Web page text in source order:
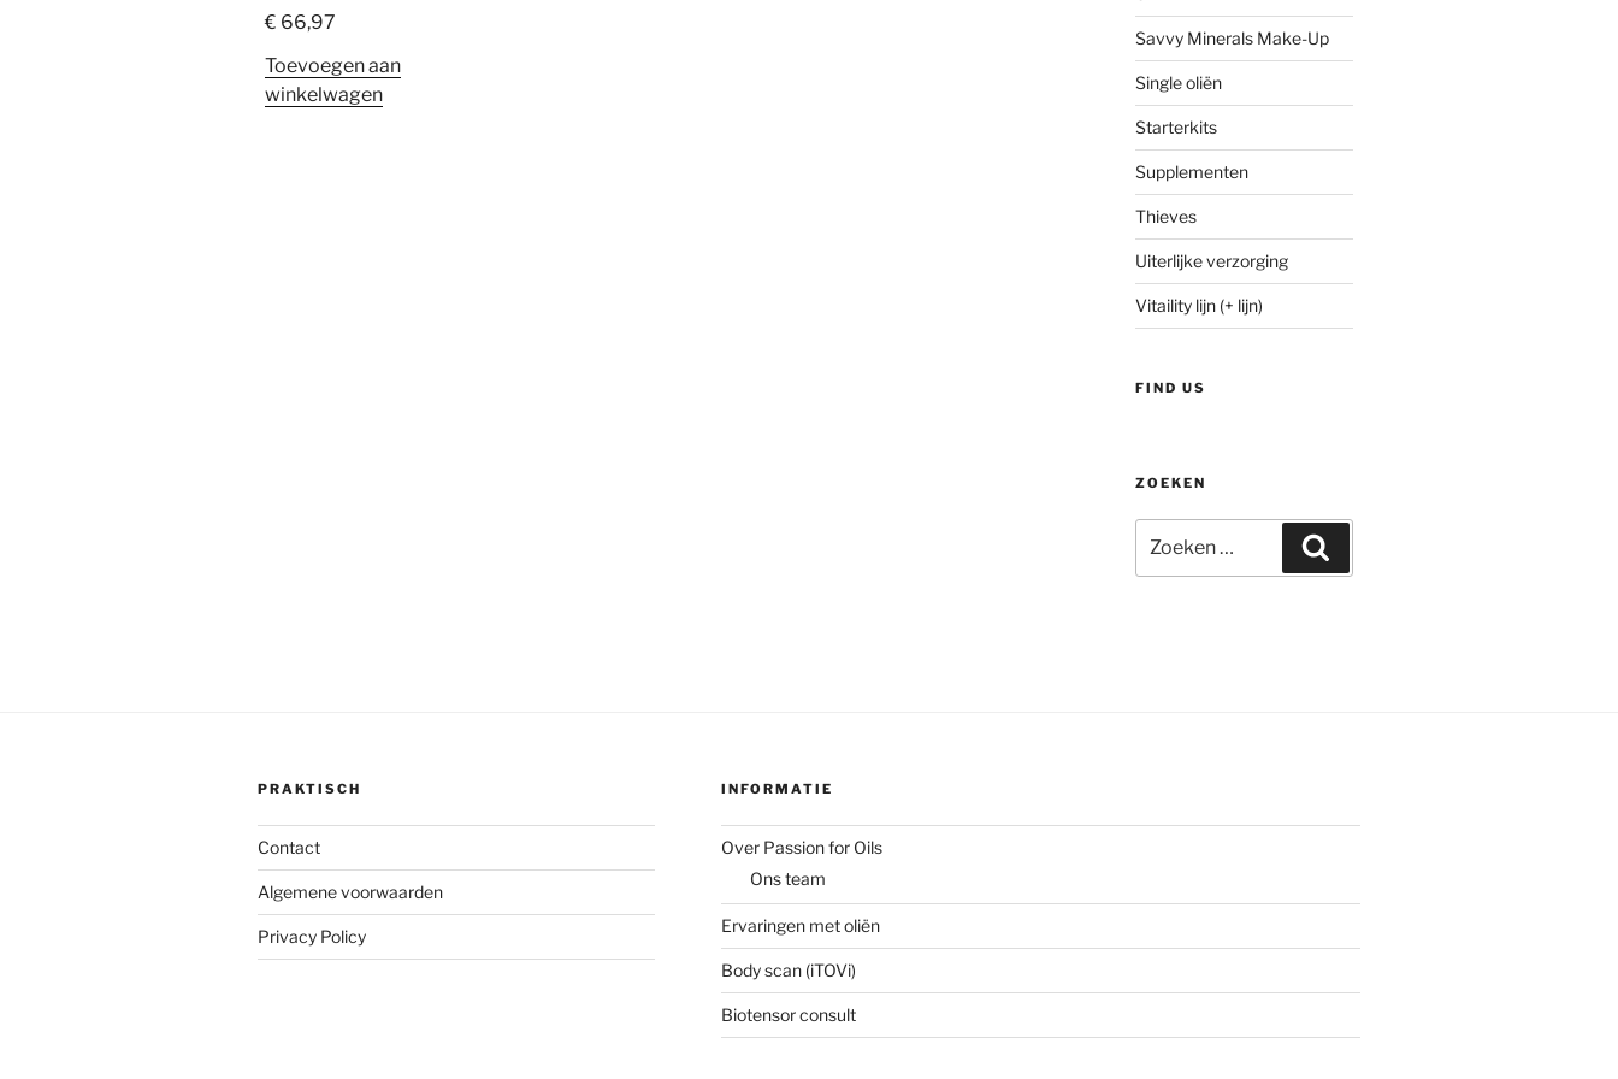
€ 66,97
Toevoegen aan
winkelwagen
Savvy Minerals Make-Up
Single oliën
Starterkits
Supplementen
Thieves
Uiterlijke verzorging
Vitaility lijn (+ lijn)
FIND US
ZOEKEN
naar:
PRAKTISCH
Contact
Algemene voorwaarden
Privacy Policy
INFORMATIE
Over Passion for Oils
Ons team
Ervaringen met oliën
Body scan (iTOVi)
Biotensor consult